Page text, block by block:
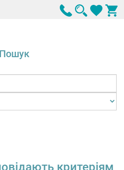
Пошук
критеріям